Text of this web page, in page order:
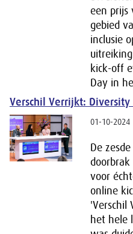
een prijs
gebied
inclusie
kick-off
Day in
Verschil Verrijkt: Diversity
01-10-2024
De
voor
online
'Verschil
het hele